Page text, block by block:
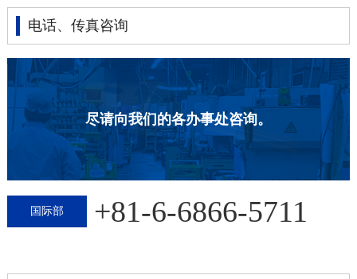
电话、传真咨询
尽请向我们的各办事处咨询。
国际部 +81-6-6866-5711